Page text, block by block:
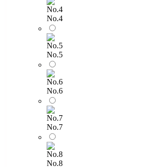
No.4
No.5
No.6
No.7
No.8